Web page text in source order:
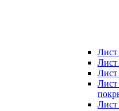
Лист
Лист